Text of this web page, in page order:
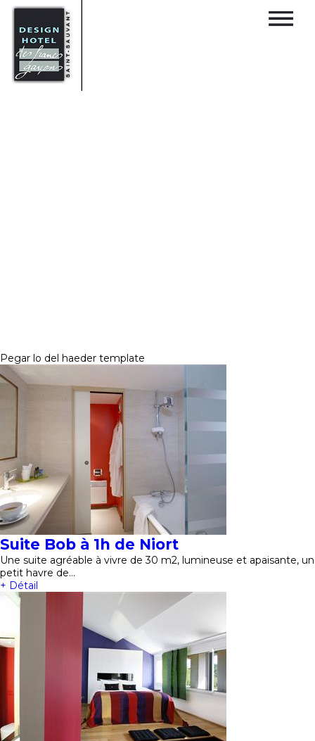
Pegar lo del haeder template
Suite Bob à 1h de Niort
Une suite agréable à vivre de 30 m2, lumineuse et apaisante, un
petit havre de…
+ Détail